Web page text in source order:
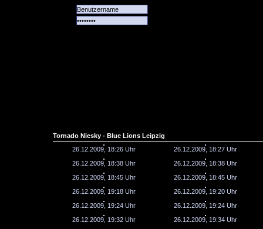
Tornado Niesky - Blue Lions Leipzig
26.12.2009, 18:26 Uhr
26.12.2009, 18:27 Uhr
26.12.2009, 18:38 Uhr
26.12.2009, 18:38 Uhr
26.12.2009, 18:45 Uhr
26.12.2009, 18:45 Uhr
26.12.2009, 19:18 Uhr
26.12.2009, 19:20 Uhr
26.12.2009, 19:24 Uhr
26.12.2009, 19:24 Uhr
26.12.2009, 19:32 Uhr
26.12.2009, 19:34 Uhr